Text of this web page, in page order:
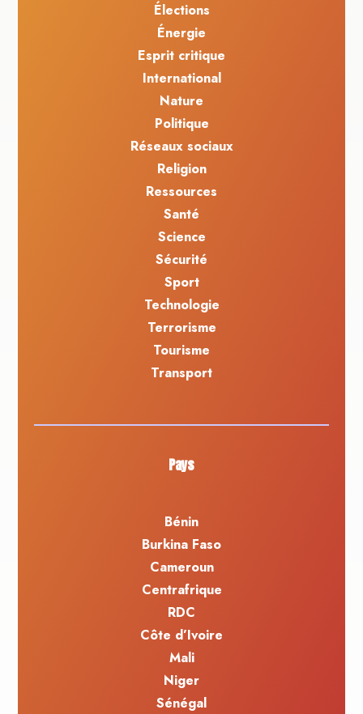
Élections
Énergie
Esprit critique
International
Nature
Politique
Réseaux sociaux
Religion
Ressources
Santé
Science
Sécurité
Sport
Technologie
Terrorisme
Tourisme
Transport
Pays
Bénin
Burkina Faso
Cameroun
Centrafrique
RDC
Côte d’Ivoire
Mali
Niger
Sénégal